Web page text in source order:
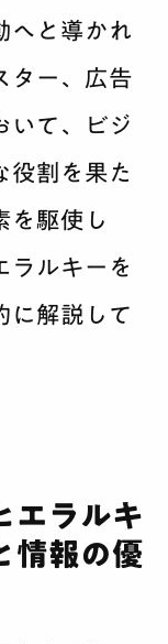
へと導かれ
ター、広告
いて、ビジ
役割を果た
を駆使し
ラルキーを
に解説して
エラルキ
情報の優